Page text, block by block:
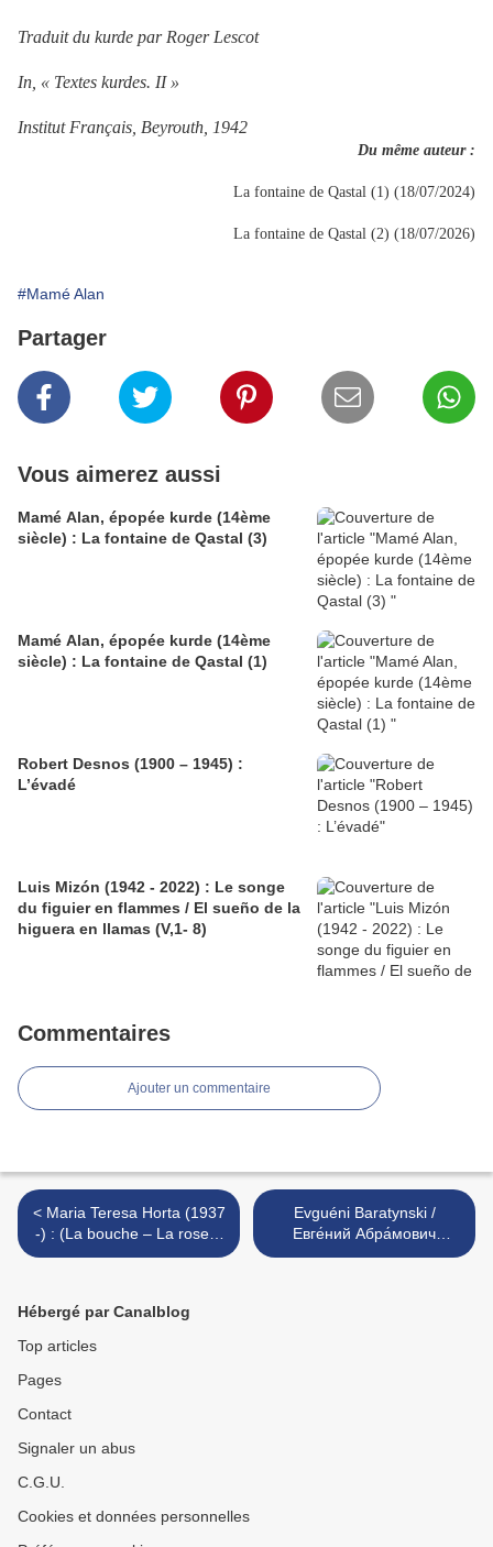
Traduit du kurde par Roger Lescot
In, « Textes kurdes. II »
Institut Français, Beyrouth, 1942
Du même auteur :
La fontaine de Qastal (1) (18/07/2024)
La fontaine de Qastal (2) (18/07/2026)
#Mamé Alan
Partager
Vous aimerez aussi
Mamé Alan, épopée kurde (14ème
siècle) : La fontaine de Qastal (3)
Mamé Alan, épopée kurde (14ème
siècle) : La fontaine de Qastal (1)
Robert Desnos (1900 – 1945) :
L’évadé
Luis Mizón (1942 - 2022) : Le songe
du figuier en flammes / El sueño de la
higuera en llamas (V,1- 8)
Commentaires
Ajouter un commentaire
< Maria Teresa Horta (1937
-) : (La bouche – La rose) /
(La Boca- A rosa)
Evguéni Baratynski /
Евге́ний Абра́мович
Бараты́нский (1800 - 1844)
Hébergé par Canalblog
Top articles
Pages
Contact
Signaler un abus
C.G.U.
Cookies et données personnelles